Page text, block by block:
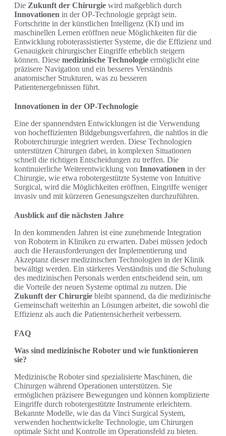
Die Zukunft der Chirurgie wird maßgeblich durch
Innovationen in der OP-Technologie geprägt sein.
Fortschritte in der künstlichen Intelligenz (KI) und im
maschinellen Lernen eröffnen neue Möglichkeiten für die
Entwicklung roboterassistierter Systeme, die die Effizienz und
Genauigkeit chirurgischer Eingriffe erheblich steigern
können. Diese medizinische Technologie ermöglicht eine
präzisere Navigation und ein besseres Verständnis
anatomischer Strukturen, was zu besseren
Patientenergebnissen führt.
Innovationen in der OP-Technologie
Eine der spannendsten Entwicklungen ist die Verwendung
von hocheffizienten Bildgebungsverfahren, die nahtlos in die
Roboterchirurgie integriert werden. Diese Technologien
unterstützen Chirurgen dabei, in komplexen Situationen
schnell die richtigen Entscheidungen zu treffen. Die
kontinuierliche Weiterentwicklung von Innovationen in der
Chirurgie, wie etwa robotergestützte Systeme von Intuitive
Surgical, wird die Möglichkeiten eröffnen, Eingriffe weniger
invasiv und mit kürzeren Genesungszeiten durchzuführen.
Ausblick auf die nächsten Jahre
In den kommenden Jahren ist eine zunehmende Integration
von Robotern in Kliniken zu erwarten. Dabei müssen jedoch
auch die Herausforderungen der Implementierung und
Akzeptanz dieser medizinischen Technologien in der Klinik
bewältigt werden. Ein stärkeres Verständnis und die Schulung
des medizinischen Personals werden entscheidend sein, um
die Vorteile der neuen Systeme optimal zu nutzen. Die
Zukunft der Chirurgie bleibt spannend, da die medizinische
Gemeinschaft weiterhin an Lösungen arbeitet, die sowohl die
Effizienz als auch die Patientensicherheit verbessern.
FAQ
Was sind medizinische Roboter und wie funktionieren
sie?
Medizinische Roboter sind spezialisierte Maschinen, die
Chirurgen während Operationen unterstützen. Sie
ermöglichen präzisere Bewegungen und können komplizierte
Eingriffe durch robotergestützte Instrumente erleichtern.
Bekannte Modelle, wie das da Vinci Surgical System,
verwenden hochentwickelte Technologie, um Chirurgen
optimale Sicht und Kontrolle im Operationsfeld zu bieten.